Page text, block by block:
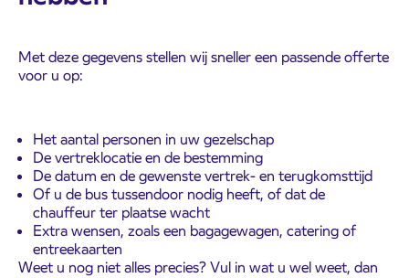
Met deze gegevens stellen wij sneller een passende offerte
voor u op:
Het aantal personen in uw gezelschap
De vertreklocatie en de bestemming
De datum en de gewenste vertrek- en terugkomsttijd
Of u de bus tussendoor nodig heeft, of dat de
chauffeur ter plaatse wacht
Extra wensen, zoals een bagagewagen, catering of
entreekaarten
Weet u nog niet alles precies? Vul in wat u wel weet, dan